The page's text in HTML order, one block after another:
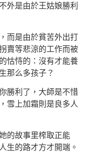
外是由於王姑娘勝利
而是由於貧苦外出打
賣等悲涼的工作而被
怙恃的：沒有才能養
那么多孩子？
勝利了，大師是不惜
雪上加霜則是良多人
的故事里榨取正能
人生的路才方才開端。